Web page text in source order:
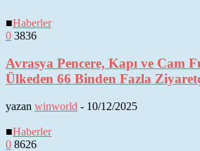
■Haberler
0 3836
Avrasya Pencere, Kapı ve Cam
Ülkeden 66 Binden Fazla
yazan winworld - 10/12/2025
■Haberler
0 8626